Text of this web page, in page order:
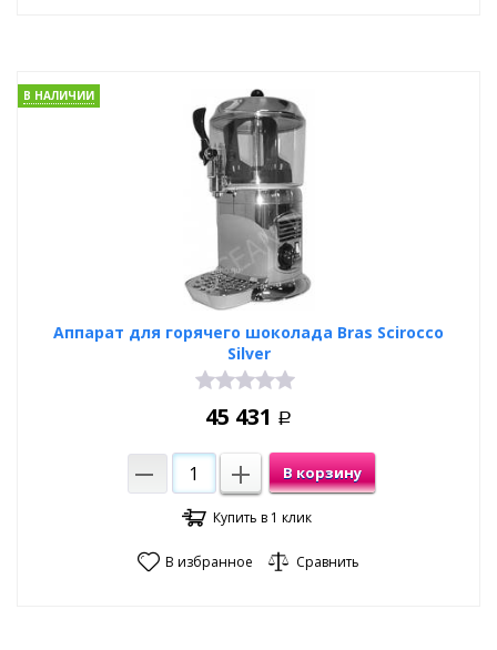
Аппарат для горячего шоколада Bras Scirocco
Silver
В НАЛИЧИИ
45 431 Р
В корзину
Купить в 1 клик
В избранное Сравнить